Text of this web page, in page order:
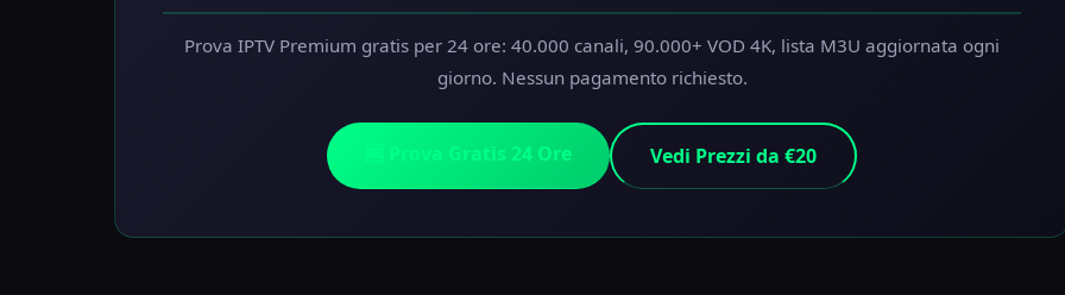
Prova IPTV Premium gratis per 24 ore: 40.000 canali, 90.000+ VOD 4K, lista M3U aggiornata ogni
giorno. Nessun pagamento richiesto.
🆓 Prova Gratis 24 Ore Vedi Prezzi da €20